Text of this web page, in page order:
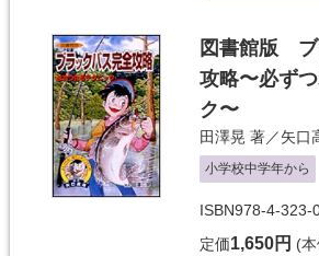
図書館版 ブ
攻略〜必ず
ク〜
田澤晃 著／矢口
小学校中学年から
ISBN978-4-323-
定価1,650円 (